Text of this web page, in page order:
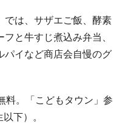
は、サザエご飯、酵素
と牛すじ煮込み弁当、
パイなど商店会自慢のグ
料。「こどもタウン」参
下）。